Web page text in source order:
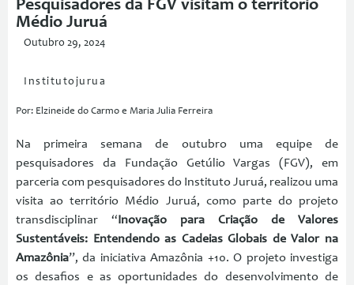
Pesquisadores da FGV visitam o território
Médio Juruá
Outubro 29, 2024
Institutojurua
Por: Elzineide do Carmo e Maria Julia Ferreira
Na primeira semana de outubro uma equipe de
pesquisadores da Fundação Getúlio Vargas (FGV), em
parceria com pesquisadores do Instituto Juruá, realizou uma
visita ao território Médio Juruá, como parte do projeto
transdisciplinar “Inovação para Criação de Valores
Sustentáveis: Entendendo as Cadeias Globais de Valor na
Amazônia”, da iniciativa Amazônia +10. O projeto investiga
os desafios e as oportunidades do desenvolvimento de